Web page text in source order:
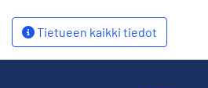
Tietueen kaikki tiedot